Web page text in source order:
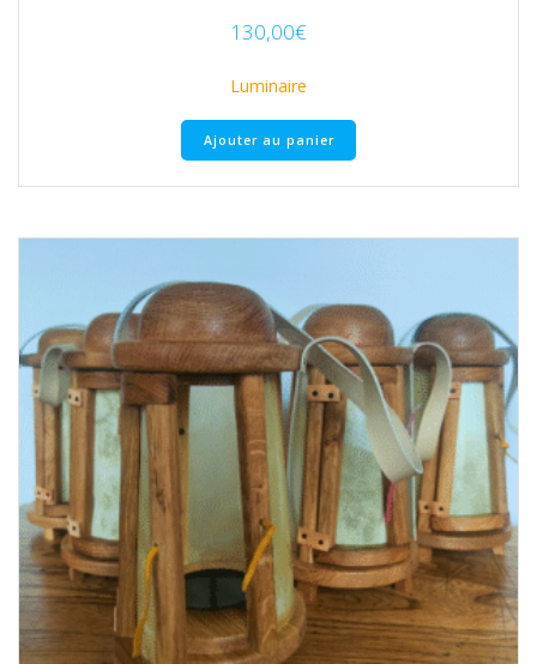
130,00€
Luminaire
Ajouter au panier